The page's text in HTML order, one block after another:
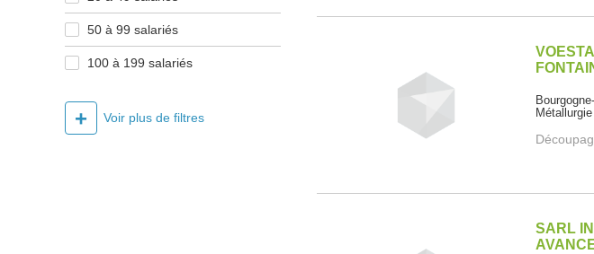
50 à 99 salariés
100 à 199 salariés
+ Voir plus de filtres
SARL